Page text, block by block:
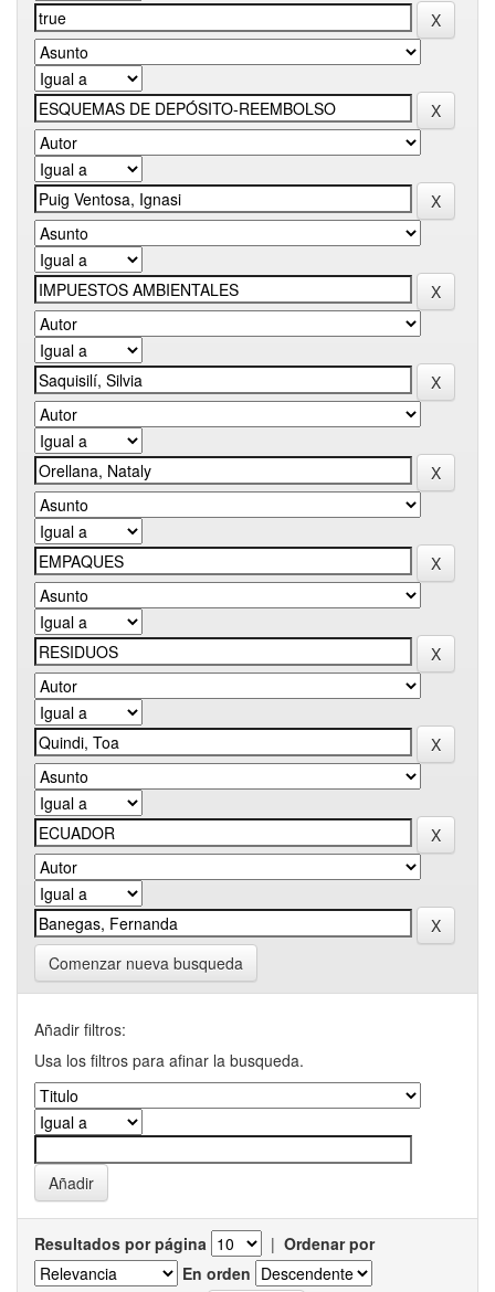
Comenzar nueva busqueda
Añadir filtros:
Usa los filtros para afinar la busqueda.
Resultados por página | Ordenar por
En orden